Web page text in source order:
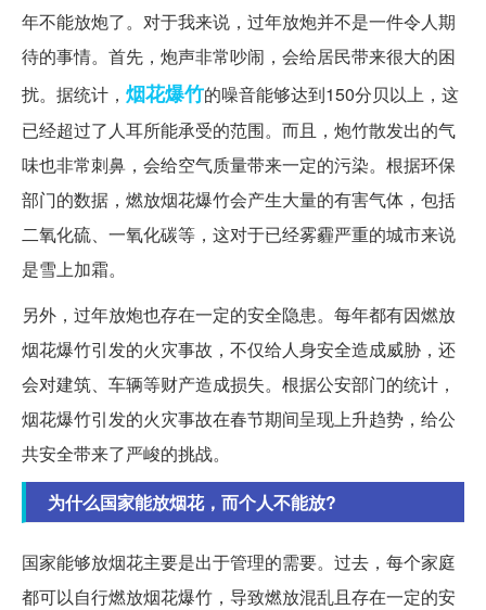
年不能放炮了。对于我来说，过年放炮并不是一件令人期
待的事情。首先，炮声非常吵闹，会给居民带来很大的困
扰。据统计， 烟花爆竹的噪音能够达到150分贝以上，这
已经超过了人耳所能承受的范围。而且，炮竹散发出的气
味也非常刺鼻，会给空气质量带来一定的污染。根据环保
部门的数据，燃放烟花爆竹会产生大量的有害气体，包括
二氧化硫、一氧化碳等，这对于已经雾霾严重的城市来说
是雪上加霜。
另外，过年放炮也存在一定的安全隐患。每年都有因燃放
烟花爆竹引发的火灾事故，不仅给人身安全造成威胁，还
会对建筑、车辆等财产造成损失。根据公安部门的统计，
烟花爆竹引发的火灾事故在春节期间呈现上升趋势，给公
共安全带来了严峻的挑战。
为什么国家能放烟花，而个人不能放?
国家能够放烟花主要是出于管理的需要。过去，每个家庭
都可以自行燃放烟花爆竹，导致燃放混乱且存在一定的安